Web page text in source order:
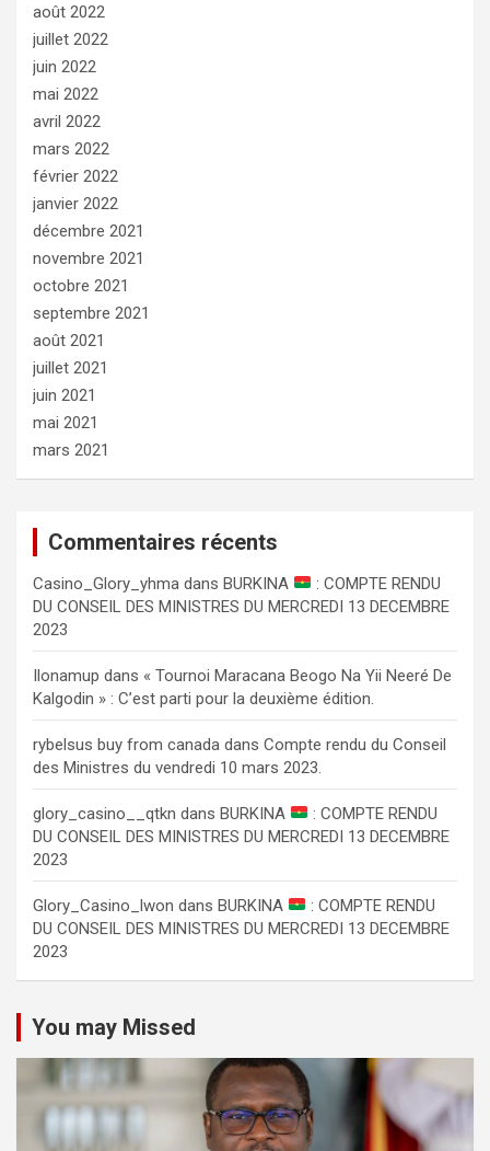
août 2022
juillet 2022
juin 2022
mai 2022
avril 2022
mars 2022
février 2022
janvier 2022
décembre 2021
novembre 2021
octobre 2021
septembre 2021
août 2021
juillet 2021
juin 2021
mai 2021
mars 2021
Commentaires récents
Сasino_Glory_yhma dans BURKINA
: COMPTE RENDU
DU CONSEIL DES MINISTRES DU MERCREDI 13 DECEMBRE
2023
Ilonamup dans « Tournoi Maracana Beogo Na Yii Neeré De
Kalgodin » : C’est parti pour la deuxième édition.
rybelsus buy from canada dans Compte rendu du Conseil
des Ministres du vendredi 10 mars 2023.
glory_casino__qtkn dans BURKINA
: COMPTE RENDU
DU CONSEIL DES MINISTRES DU MERCREDI 13 DECEMBRE
2023
Glory_Casino_lwon dans BURKINA
: COMPTE RENDU
DU CONSEIL DES MINISTRES DU MERCREDI 13 DECEMBRE
2023
You may Missed